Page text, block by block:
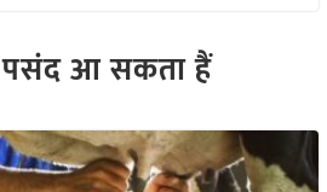
आ सकता हैं